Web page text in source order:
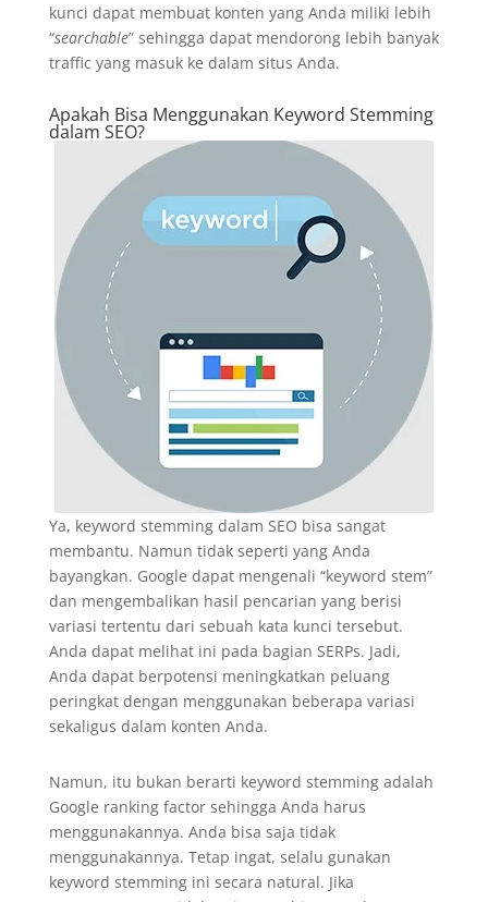
kunci dapat membuat konten yang Anda miliki lebih
“searchable” sehingga dapat mendorong lebih banyak
traffic yang masuk ke dalam situs Anda.
Apakah Bisa Menggunakan Keyword Stemming
dalam SEO?
Ya, keyword stemming dalam SEO bisa sangat
membantu. Namun tidak seperti yang Anda
bayangkan. Google dapat mengenali “keyword stem”
dan mengembalikan hasil pencarian yang berisi
variasi tertentu dari sebuah kata kunci tersebut.
Anda dapat melihat ini pada bagian SERPs. Jadi,
Anda dapat berpotensi meningkatkan peluang
peringkat dengan menggunakan beberapa variasi
sekaligus dalam konten Anda.
Namun, itu bukan berarti keyword stemming adalah
Google ranking factor sehingga Anda harus
menggunakannya. Anda bisa saja tidak
menggunakannya. Tetap ingat, selalu gunakan
keyword stemming ini secara natural. Jika